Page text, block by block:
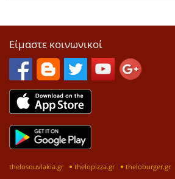
Είμαστε κοινωνικοί
thelosouvlakia.gr thelopizza.gr theloburger.gr